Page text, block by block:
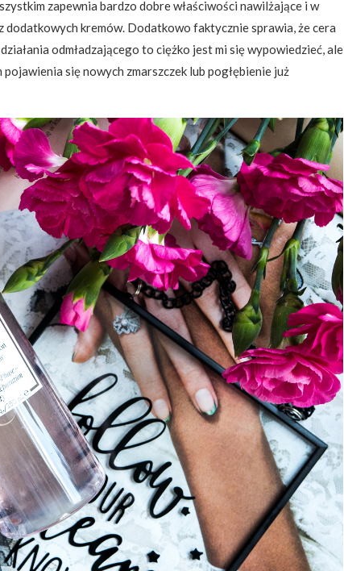
zapewnia bardzo dobre właściwości nawilżające i w
dodatkowych kremów. Dodatkowo faktycznie sprawia, że cera
odmładzającego to ciężko jest mi się wypowiedzieć, ale
się nowych zmarszczek lub pogłębienie już